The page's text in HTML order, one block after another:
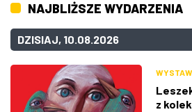
NAJBLIŻSZE WYDARZENIA
DZISIAJ, 10.08.2026
z